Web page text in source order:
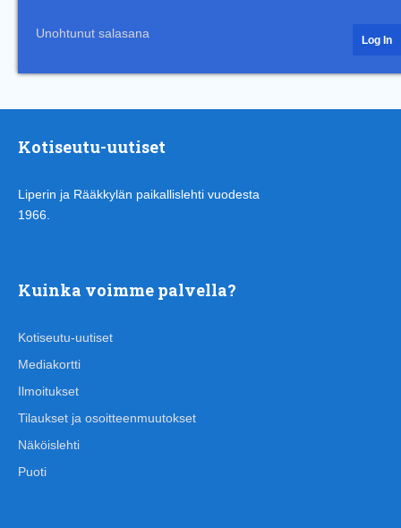
Unohtunut salasana
Kotiseutu-uutiset
Liperin ja Rääkkylän paikallislehti vuodesta
1966.
Kuinka voimme palvella?
Kotiseutu-uutiset
Mediakortti
Ilmoitukset
Tilaukset ja osoitteenmuutokset
Näköislehti
Puoti